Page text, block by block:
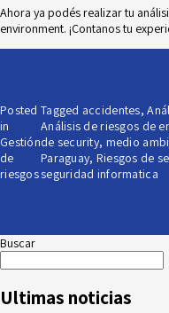
Ahora ya podés realizar tu
environment. ¡Contanos tu
Posted
in
Gestión
de
riesgos
Tagged accidentes,
Análisis de riesgos de
de security, medio
Paraguay, Riesgos de
seguridad informatica
Buscar
Ultimas noticias